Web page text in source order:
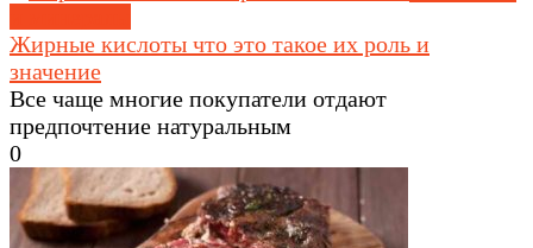
Жирные кислоты что это такое их роль и
значение
Все чаще многие покупатели отдают
предпочтение натуральным
0